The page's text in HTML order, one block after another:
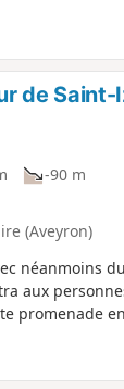
de Saint-
-90 m
(Aveyron)
néanmoins du
aux
promenade en
magnifique
Saint-Izaire, et